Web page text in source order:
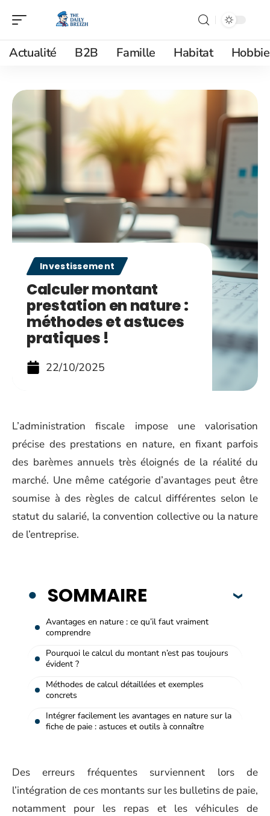
Actualité B2B Famille Habitat
Investissement
Calculer montant
prestation en nature :
méthodes et astuces
pratiques !
22/10/2025
L’administration fiscale impose une valorisation
précise des prestations en nature, en fixant parfois
des barèmes annuels très éloignés de la réalité du
marché. Une même catégorie d’avantages peut être
soumise à des règles de calcul différentes selon le
statut du salarié, la convention collective ou la nature
de l’entreprise.
SOMMAIRE
Avantages en nature : ce qu’il faut vraiment
comprendre
Pourquoi le calcul du montant n’est pas toujours
évident ?
Méthodes de calcul détaillées et exemples
concrets
Intégrer facilement les avantages en nature sur la
fiche de paie : astuces et outils à connaître
Des erreurs fréquentes surviennent lors de
l’intégration de ces montants sur les bulletins de paie,
notamment pour les repas et les véhicules de